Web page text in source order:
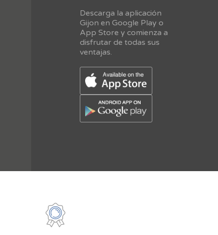
Descarga la aplicación
Gijon en Google Play o
App Store y comienza a
disfrutar de todas sus
ventajas.